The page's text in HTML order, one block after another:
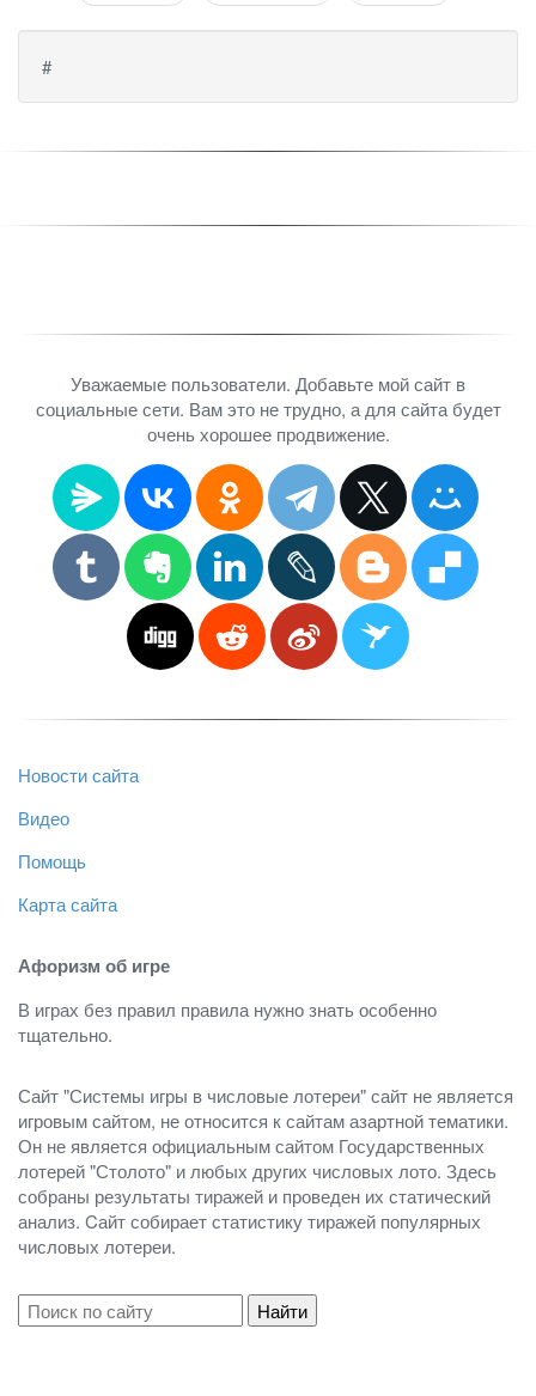
#
Уважаемые пользователи. Добавьте мой сайт в
социальные сети. Вам это не трудно, а для сайта будет
очень хорошее продвижение.
Новости сайта
Видео
Помощь
Карта сайта
Афоризм об игре
В играх без правил правила нужно знать особенно
тщательно.
Сайт "Системы игры в числовые лотереи" сайт не является
игровым сайтом, не относится к сайтам азартной тематики.
Он не является официальным сайтом Государственных
лотерей "Столото" и любых других числовых лото. Здесь
собраны результаты тиражей и проведен их статический
анализ. Cайт собирает статистику тиражей популярных
числовых лотереи.